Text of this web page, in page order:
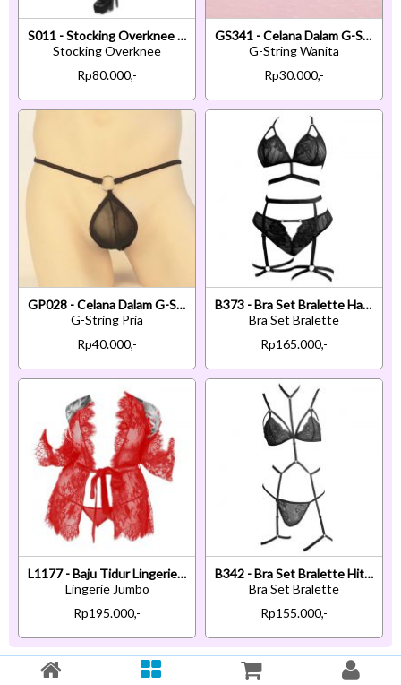
S011 - Stocking Overknee Hitam Transparan Garis Silang
Stocking Overknee
Rp80.000,-
GS341 - Celana Dalam G-String Wanita Tali 2 Pink
G-String Wanita
Rp30.000,-
GP028 - Celana Dalam G-String Pria Hitam Transparan
G-String Pria
Rp40.000,-
B373 - Bra Set Bralette Halter Hitam Transparan Celana Dalam Panties Hipster Tali Garter
Bra Set Bralette
Rp165.000,-
L1177 - Baju Tidur Lingerie Jumbo Big Size Robe Kimono Dress Merah Transparan Lengan Panjang Ikat Pi
Lingerie Jumbo
Rp195.000,-
B342 - Bra Set Bralette Hitam Transparan Celana Dalam Tali Garter
Bra Set Bralette
Rp155.000,-